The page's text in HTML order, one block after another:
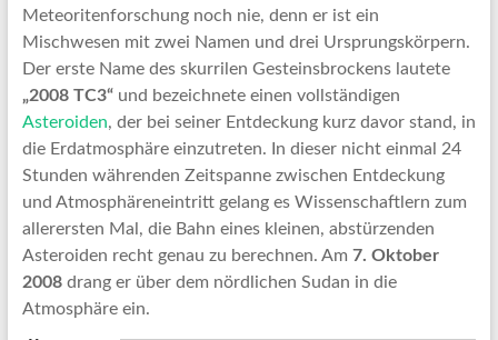
Meteoritenforschung noch nie, denn er ist ein
Mischwesen mit zwei Namen und drei Ursprungskörpern.
Der erste Name des skurrilen Gesteinsbrockens lautete
„2008 TC3“und bezeichnete einen vollständigen
Asteroiden, der bei seiner Entdeckung kurz davor stand, in
die Erdatmosphäre einzutreten. In dieser nicht einmal 24
Stunden währenden Zeitspanne zwischen Entdeckung
und Atmosphäreneintritt gelang es Wissenschaftlern zum
allerersten Mal, die Bahn eines kleinen, abstürzenden
Asteroiden recht genau zu berechnen. Am 7. Oktober
2008drang er über dem nördlichen Sudan in die
Atmosphäre ein.